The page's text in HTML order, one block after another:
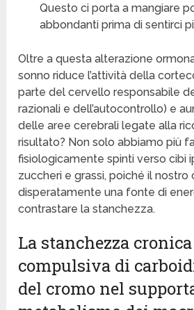
Questo ci porta a mangiare
abbondanti prima di sentirci
Oltre a questa alterazione
sonno riduce l’attività della
parte del cervello responsabile
razionali e dell’autocontrollo) e
delle aree cerebrali legate alla
risultato? Non solo abbiamo più
fisiologicamente spinti verso cibi
zuccheri e grassi, poiché il
disperatamente una fonte di
contrastare la stanchezza.
La stanchezza
compulsiva di
del cromo nel